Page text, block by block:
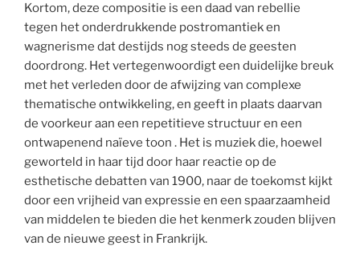
Kortom, deze compositie is een daad van rebellie
tegen het onderdrukkende postromantiek en
wagnerisme dat destijds nog steeds de geesten
doordrong. Het vertegenwoordigt een duidelijke breuk
met het verleden door de afwijzing van complexe
thematische ontwikkeling, en geeft in plaats daarvan
de voorkeur aan een repetitieve structuur en een
ontwapenend naïeve toon . Het is muziek die, hoewel
geworteld in haar tijd door haar reactie op de
esthetische debatten van 1900, naar de toekomst kijkt
door een vrijheid van expressie en een spaarzaamheid
van middelen te bieden die het kenmerk zouden blijven
van de nieuwe geest in Frankrijk.